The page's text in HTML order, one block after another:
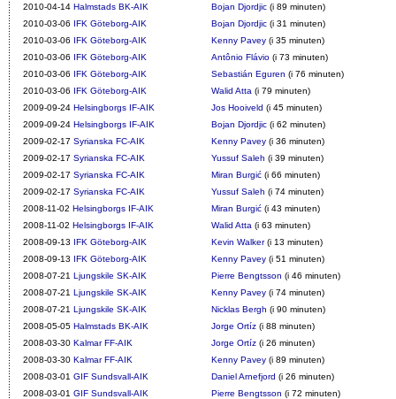
2010-04-14 Halmstads BK-AIK Bojan Djordjic (i 89 minuten)
2010-03-06 IFK Göteborg-AIK Bojan Djordjic (i 31 minuten)
2010-03-06 IFK Göteborg-AIK Kenny Pavey (i 35 minuten)
2010-03-06 IFK Göteborg-AIK Antônio Flávio (i 73 minuten)
2010-03-06 IFK Göteborg-AIK Sebastián Eguren (i 76 minuten)
2010-03-06 IFK Göteborg-AIK Walid Atta (i 79 minuten)
2009-09-24 Helsingborgs IF-AIK Jos Hooiveld (i 45 minuten)
2009-09-24 Helsingborgs IF-AIK Bojan Djordjic (i 62 minuten)
2009-02-17 Syrianska FC-AIK Kenny Pavey (i 36 minuten)
2009-02-17 Syrianska FC-AIK Yussuf Saleh (i 39 minuten)
2009-02-17 Syrianska FC-AIK Miran Burgić (i 66 minuten)
2009-02-17 Syrianska FC-AIK Yussuf Saleh (i 74 minuten)
2008-11-02 Helsingborgs IF-AIK Miran Burgić (i 43 minuten)
2008-11-02 Helsingborgs IF-AIK Walid Atta (i 63 minuten)
2008-09-13 IFK Göteborg-AIK Kevin Walker(i 13 minuten)
2008-09-13 IFK Göteborg-AIK Kenny Pavey (i 51 minuten)
2008-07-21 Ljungskile SK-AIK Pierre Bengtsson (i 46 minuten)
2008-07-21 Ljungskile SK-AIK Kenny Pavey (i 74 minuten)
2008-07-21 Ljungskile SK-AIK Nicklas Bergh (i 90 minuten)
2008-05-05 Halmstads BK-AIK Jorge Ortíz (i 88 minuten)
2008-03-30 Kalmar FF-AIK Jorge Ortíz (i 26 minuten)
2008-03-30 Kalmar FF-AIK Kenny Pavey (i 89 minuten)
2008-03-01 GIF Sundsvall-AIK Daniel Arnefjord (i 26 minuten)
2008-03-01 GIF Sundsvall-AIK Pierre Bengtsson (i 72 minuten)